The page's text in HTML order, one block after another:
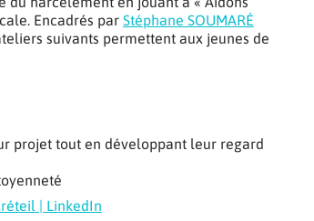
Encadrés par Stéphane SOUMARÉ
suivants permettent aux jeunes de
projet tout en développant leur regard
| LinkedIn